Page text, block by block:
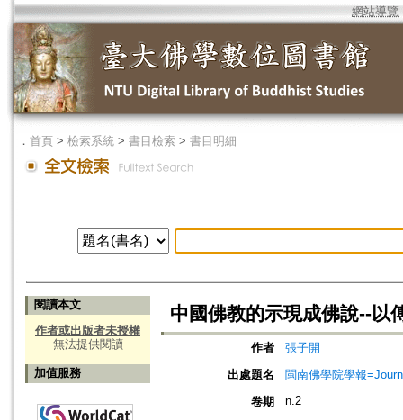
網站導覽
． 首頁 > 檢索系統 > 書目檢索 > 書目明細
閱讀本文
作者或出版者未授權
無法提供閱讀
加值服務
中國佛教的示現成佛說--以
作者
張子開
出處題名
閩南佛學院學報
卷期
n.2